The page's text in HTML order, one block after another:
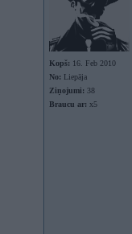
Kopš: 16. Feb 2010
No: Liepāja
Ziņojumi: 38
Braucu ar: x5